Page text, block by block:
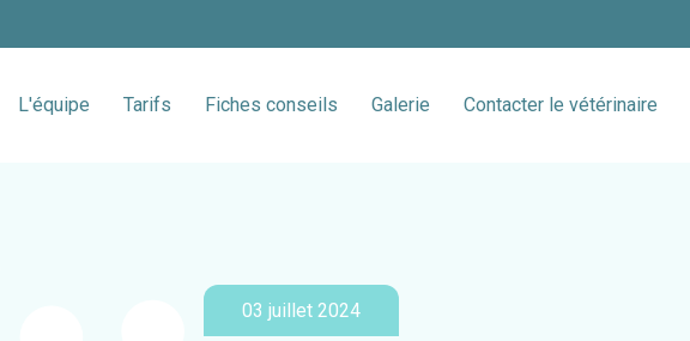
L'équipe Tarifs Fiches conseils Galerie Contacter le vétérinaire
03 juillet 2024